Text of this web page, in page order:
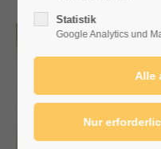
Anmelden
Support
Lorem ipsum dolor sit
Statistik
Google Analytics und